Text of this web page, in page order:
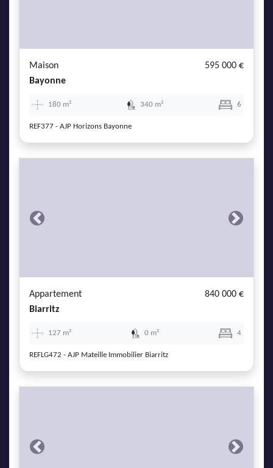
Maison
595 000 €
Bayonne
180 m² 340 m² 6
REF377 - AJP Horizons Bayonne
Previous Next
Appartement
840 000 €
Biarritz
127 m² 0 m² 4
REFLG472 - AJP Mateille Immobilier Biarritz
Previous Next